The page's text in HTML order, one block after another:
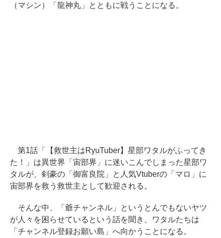
（マシン）「龍神丸」とともに戦うことになる。
第1話「【救世主はRyuTuber】星部ワタルがふってき
た！」は異世界「宙部界」に迷いこんでしまった星部ワ
タルが、剣豪の「御富良院」と人気Vtuberの「マロ」に
宙部界を救う救世主として歓迎される。
そんな中、「爺チャンネル」というとんでもないヤツ
が人々を困らせているという話を聞き、ワタルたちは
「チャンネル登録お願い島」へ向かうことになる。